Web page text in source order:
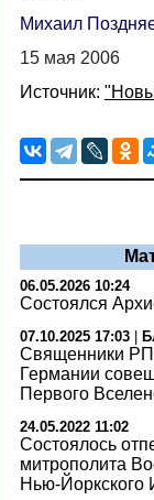
Михаил
15 мая 2006
Источник:
06.05.2026 10:24
Состоялся
07.10.2025 17:03
Священники
Германии
Первого
24.05.2022 11:02
Состоялось
митрополита
Нью-Йоркского